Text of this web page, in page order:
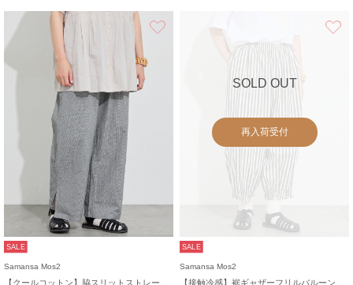
SALE
Samansa Mos2
SOLD OUT
再入荷受付
SALE
Samansa Mos2